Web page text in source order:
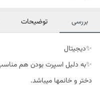
بررسی توضیحات
✨دیجیتال
✨به دلیل اسپرت بودن هم
دختر و خانمها میباشد.